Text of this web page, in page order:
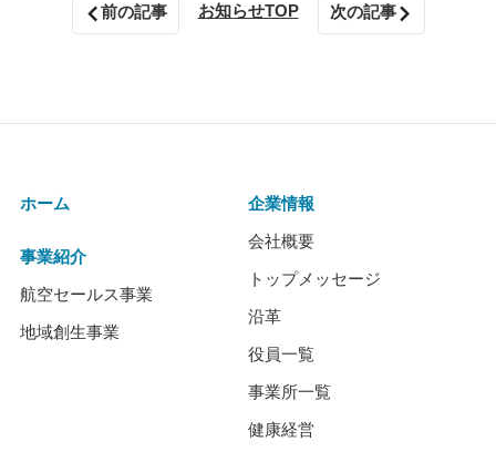
前の記事 お知らせTOP 次の記事
ホーム
事業紹介
航空セールス事業
地域創生事業
企業情報
会社概要
トップメッセージ
沿革
役員一覧
事業所一覧
健康経営